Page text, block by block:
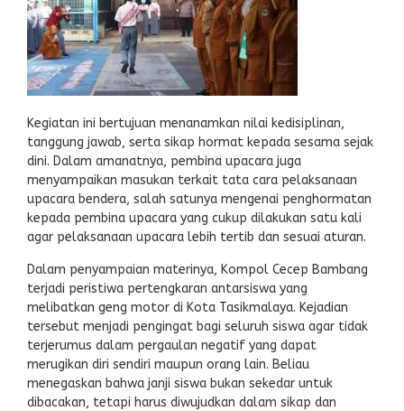
Kegiatan ini bertujuan menanamkan nilai kedisiplinan,
tanggung jawab, serta sikap hormat kepada sesama sejak
dini. Dalam amanatnya, pembina upacara juga
menyampaikan masukan terkait tata cara pelaksanaan
upacara bendera, salah satunya mengenai penghormatan
kepada pembina upacara yang cukup dilakukan satu kali
agar pelaksanaan upacara lebih tertib dan sesuai aturan.
Dalam penyampaian materinya, Kompol Cecep Bambang
terjadi peristiwa pertengkaran antarsiswa yang
melibatkan geng motor di Kota Tasikmalaya. Kejadian
tersebut menjadi pengingat bagi seluruh siswa agar tidak
terjerumus dalam pergaulan negatif yang dapat
merugikan diri sendiri maupun orang lain. Beliau
menegaskan bahwa janji siswa bukan sekedar untuk
dibacakan, tetapi harus diwujudkan dalam sikap dan